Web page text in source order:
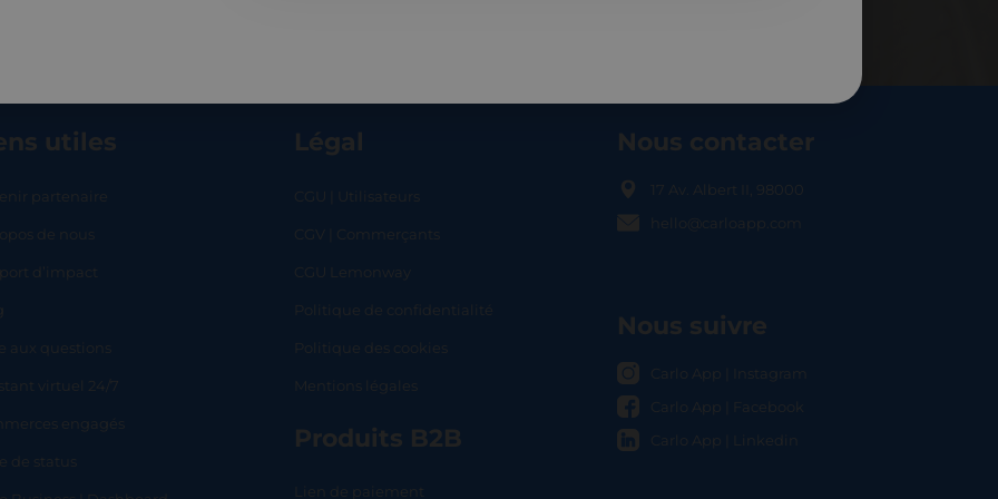
utiles
partenaire
de nous
d’impact
aux questions
virtuel 24/7
engagés
de status
Légal
CGU | Utilisateurs
CGV | Commerçants
CGU Lemonway
Politique de confidentialité
Politique des cookies
Mentions légales
Produits B2B
Lien de paiement
Nous contacter
17 Av. Albert II, 98000
hello@carloapp.com
Nous suivre
Carlo App | Instagram
Carlo App | Facebook
Carlo App | Linkedin
SHOPLOCAL